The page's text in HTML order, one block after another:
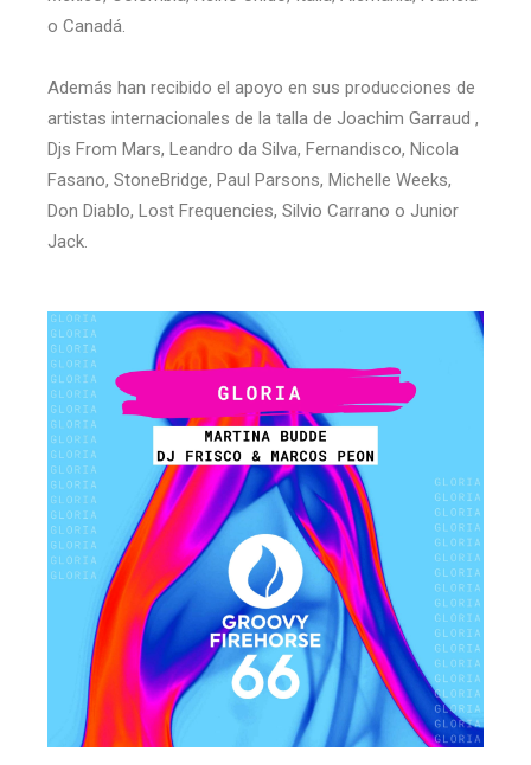
o Canadá.
Además han recibido el apoyo en sus producciones de
artistas internacionales de la talla de Joachim Garraud ,
Djs From Mars, Leandro da Silva, Fernandisco, Nicola
Fasano, StoneBridge, Paul Parsons, Michelle Weeks,
Don Diablo, Lost Frequencies, Silvio Carrano o Junior
Jack.